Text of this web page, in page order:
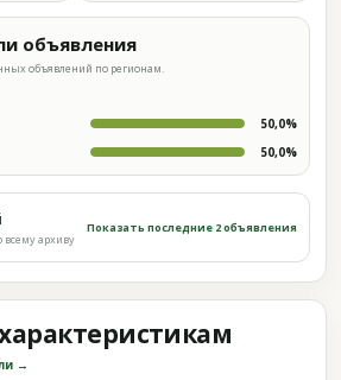
объявления
объявлений по регионам.
50,0%
50,0%
всему архиву
Показать последние 2 объявления
→